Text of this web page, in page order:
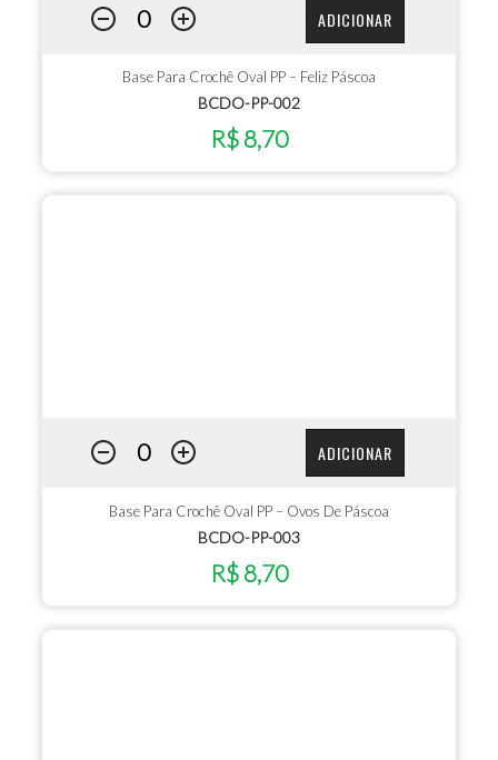
ADICIONAR
Base Para Crochê Oval PP – Feliz Páscoa
BCDO-PP-002
R$ 8,70
ADICIONAR
Base Para Crochê Oval PP – Ovos De Páscoa
BCDO-PP-003
R$ 8,70